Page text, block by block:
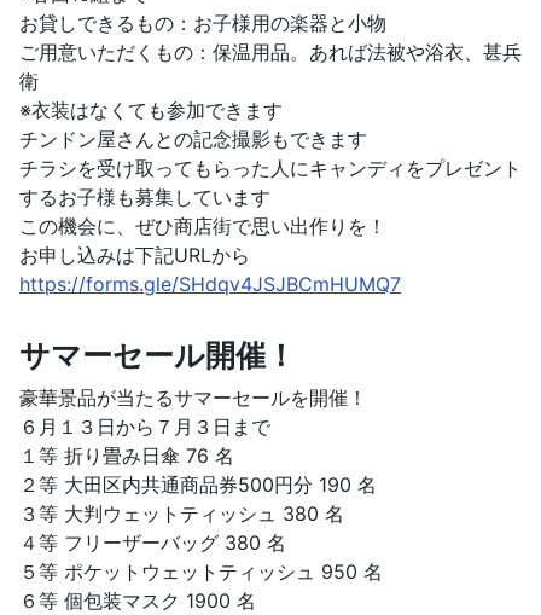
お貸しできるもの：お子様用の楽器と小物
ご用意いただくもの：保温用品。あれば法被や浴衣、甚兵
衛
※衣装はなくても参加できます
チンドン屋さんとの記念撮影もできます
チラシを受け取ってもらった人にキャンディをプレゼント
するお子様も募集しています
この機会に、ぜひ商店街で思い出作りを！
お申し込みは下記URLから
https://forms.gle/SHdqv4JSJBCmHUMQ7
サマーセール開催！
豪華景品が当たるサマーセールを開催！
６月１３日から７月３日まで
１等 折り畳み日傘 76 名
２等 大田区内共通商品券500円分 190 名
３等 大判ウェットティッシュ 380 名
４等 フリーザーバッグ 380 名
５等 ポケットウェットティッシュ 950 名
６等 個包装マスク 1900 名